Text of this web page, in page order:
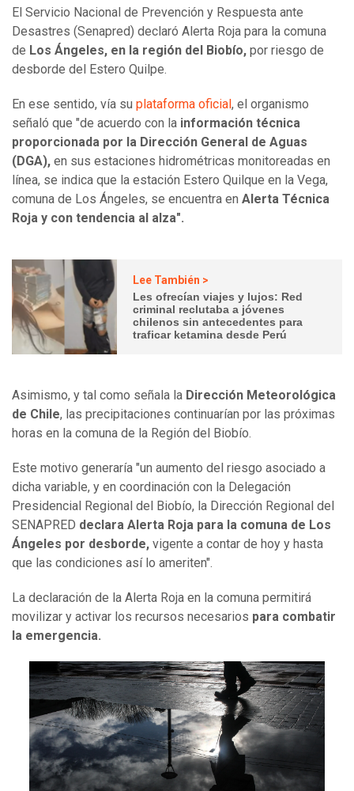
El Servicio Nacional de Prevención y Respuesta ante
Desastres (Senapred) declaró Alerta Roja para la comuna
de Los Ángeles, en la región del Biobío, por riesgo de
desborde del Estero Quilpe.
En ese sentido, vía su plataforma oficial , el organismo
señaló que "de acuerdo con la información técnica
proporcionada por la Dirección General de Aguas
(DGA), en sus estaciones hidrométricas monitoreadas en
línea, se indica que la estación Estero Quilque en la Vega,
comuna de Los Ángeles, se encuentra en Alerta Técnica
Roja y con tendencia al alza".
Lee También >
Les ofrecían viajes y lujos: Red
criminal reclutaba a jóvenes
chilenos sin antecedentes para
traficar ketamina desde Perú
Asimismo, y tal como señala la Dirección Meteorológica
de Chile, las precipitaciones continuarían por las próximas
horas en la comuna de la Región del Biobío.
Este motivo generaría "un aumento del riesgo asociado a
dicha variable, y en coordinación con la Delegación
Presidencial Regional del Biobío, la Dirección Regional del
SENAPRED declara Alerta Roja para la comuna de Los
Ángeles por desborde, vigente a contar de hoy y hasta
que las condiciones así lo ameriten".
La declaración de la Alerta Roja en la comuna permitirá
movilizar y activar los recursos necesarios para combatir
la emergencia.